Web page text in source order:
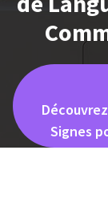
Signes